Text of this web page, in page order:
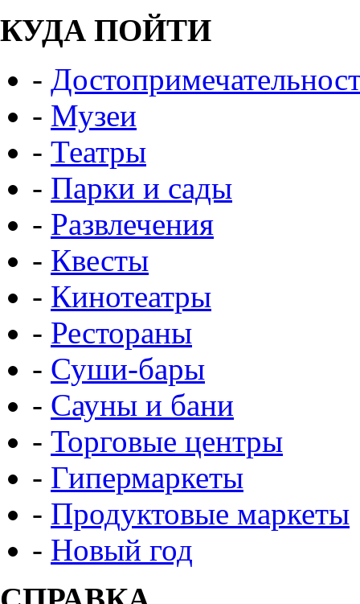
КУДА ПОЙТИ
-
- Музеи
- Театры
- Парки и сады
- Развлечения
- Квесты
- Кинотеатры
- Рестораны
- Суши-бары
- Сауны и бани
- Торговые центры
- Гипермаркеты
- Продуктовые маркеты
- Новый год